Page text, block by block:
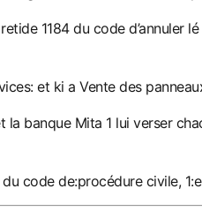
1184 du code
et ki a Vente des
banque Mita 1 lui verser
code de:procédure civile,